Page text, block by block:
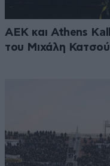
ΑΕΚ και Athens
του Μιχάλη